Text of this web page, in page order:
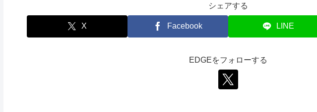
シェアする
X Facebook LINE
EDGEをフォローする